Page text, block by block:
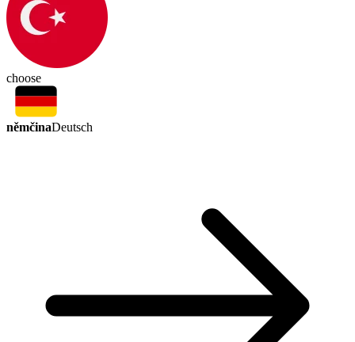
choose
němčinaDeutsch